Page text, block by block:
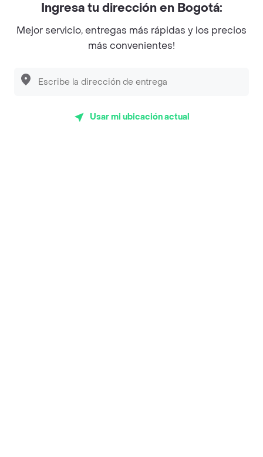
Myriam Camhi Co
Magnifique
Desayunadero de la 42
Ingresa tu dirección en Bogotá:
Mejor servicio, entregas más rápidas y los precios
más convenientes!
Usar mi ubicación actual